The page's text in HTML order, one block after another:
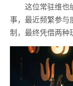
这位常驻维也
事，最近频繁参与
制，最终凭借两种